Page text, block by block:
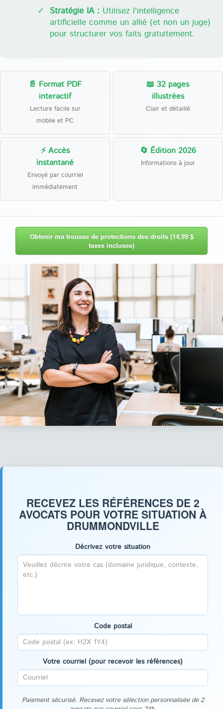
✓ Stratégie IA : Utilisez l'intelligence
artificielle comme un allié (et non un juge)
pour structurer vos faits gratuitement.
📄 Format PDF
interactif
Lecture facile sur
mobile et PC
📖 32 pages
illustrées
Clair et détaillé
⚡ Accès
instantané
Envoyé par courriel
immédiatement
🔄 Édition 2026
Informations à jour
Obtenir ma trousse de protections des droits (14,99 $
taxes incluses)
RECEVEZ LES RÉFÉRENCES DE 2
AVOCATS POUR VOTRE SITUATION À
DRUMMONDVILLE
Décrivez votre situation
Code postal
Votre courriel (pour recevoir les références)
Paiement sécurisé. Recevez votre sélection personnalisée de 2